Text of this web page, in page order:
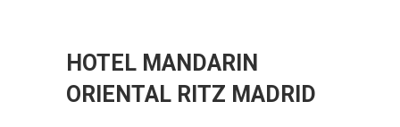
HOTEL MANDARIN
ORIENTAL RITZ MADRID